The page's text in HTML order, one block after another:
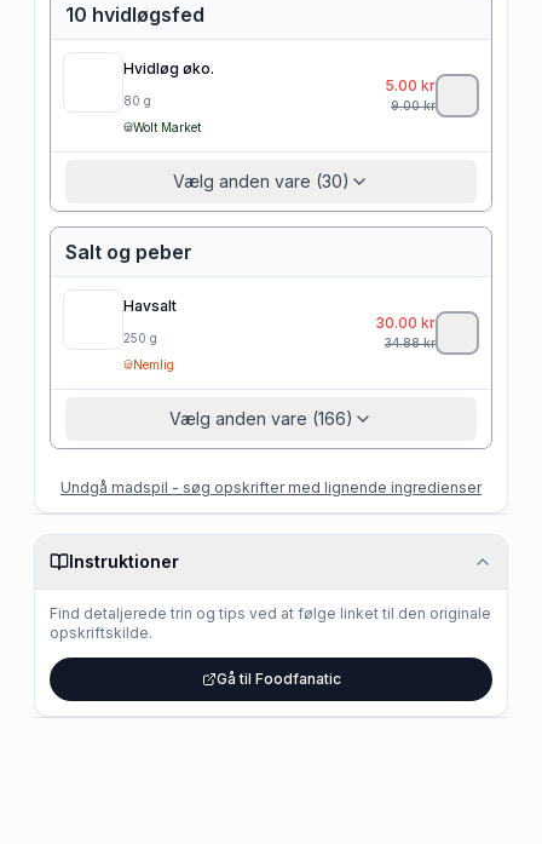
10 hvidløgsfed
Hvidløg øko.
80 g
Wolt Market
5.00 kr
9.00kr
Vælg anden vare (30)
Salt og peber
Havsalt
250 g
Nemlig
30.00 kr
34.88kr
Vælg anden vare (166)
Undgå madspil - søg opskrifter med lignende ingredienser
Instruktioner
Find detaljerede trin og tips ved at følge linket til den originale
opskriftskilde.
Gå til Foodfanatic